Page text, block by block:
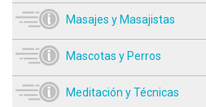
Masajes y Masajistas
Mascotas y Perros
Meditación y Técnicas